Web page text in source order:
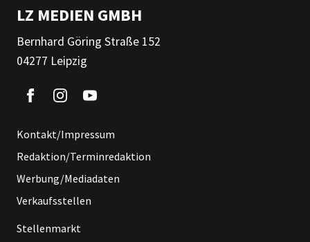
LZ MEDIEN GMBH
Bernhard Göring Straße 152
04277 Leipzig
Kontakt/Impressum
Redaktion/Terminredaktion
Werbung/Mediadaten
Verkaufsstellen
Stellenmarkt